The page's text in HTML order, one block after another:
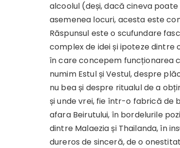
alcoolul (deși, dacă cineva
asemenea locuri, acesta este
Răspunsul este o scufundare
complex de idei și ipoteze dintre
în care concepem funcționarea
numim Estul și Vestul, despre
nu bea și despre ritualul de a
și unde vrei, fie într-o fabrică de
afara Beirutului, în bordelurile
dintre Malaezia și Thailanda, în
dureros de sinceră, de o